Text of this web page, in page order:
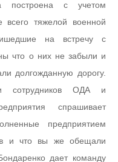
построена с учетом
всего тяжелой военной
на встречу с
что о них не забыли и
долгожданную дорогу.
сотрудников ОДА и
спрашивает
предприятием
и что вы же обещали
дает команду